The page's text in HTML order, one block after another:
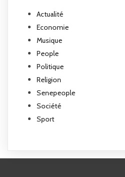
Actualité
Economie
Musique
People
Politique
Religion
Senepeople
Société
Sport